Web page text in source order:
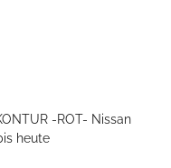
-ROT- Nissan
heute